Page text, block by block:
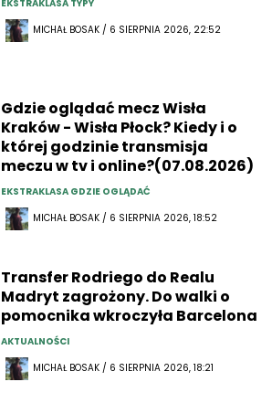
EKSTRAKLASA TYPY
MICHAŁ BOSAK / 6 SIERPNIA 2026, 22:52
Gdzie oglądać mecz Wisła
Kraków - Wisła Płock? Kiedy i o
której godzinie transmisja
meczu w tv i online?(07.08.2026)
EKSTRAKLASA GDZIE OGLĄDAĆ
MICHAŁ BOSAK / 6 SIERPNIA 2026, 18:52
Transfer Rodriego do Realu
Madryt zagrożony. Do walki o
pomocnika wkroczyła Barcelona
AKTUALNOŚCI
MICHAŁ BOSAK / 6 SIERPNIA 2026, 18:21